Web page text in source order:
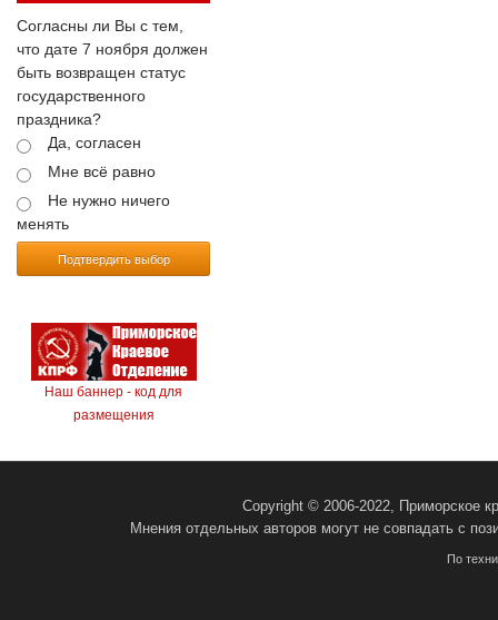
Согласны ли Вы с тем,
что дате 7 ноября должен
быть возвращен статус
государственного
праздника?
Да, согласен
Мне всё равно
Не нужно ничего
менять
Подтвердить выбор
Наш баннер - код для
размещения
Copyright © 2006-2022, Приморское
Мнения отдельных авторов могут не совпадать с
По